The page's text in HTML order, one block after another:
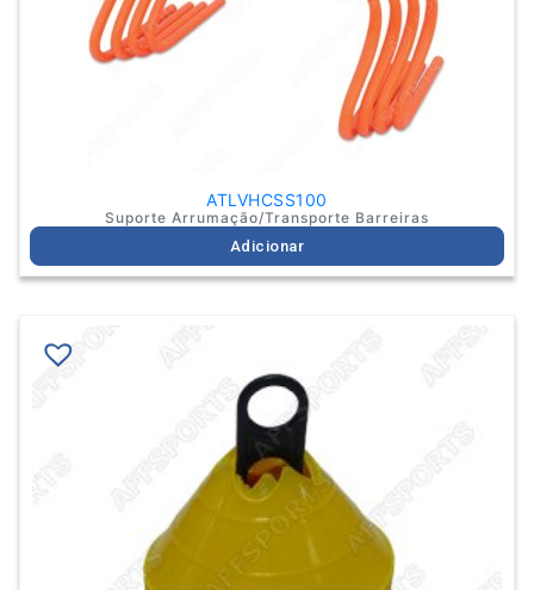
ATLVHCSS100
Suporte Arrumação/Transporte Barreiras
Adicionar